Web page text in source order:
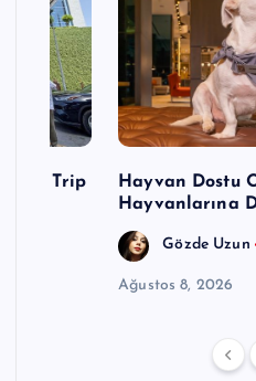
FAM Trip
Hayvan Dostu
Hayvanlarına
Gözde Uzun
Ağustos 8, 2026